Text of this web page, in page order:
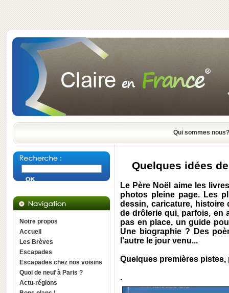
Qui sommes nous?
Notre propos
Accueil
Les Brèves
Escapades
Escapades chez nos voisins
Quoi de neuf à Paris ?
Actu-régions
Quelques idées
Le Père Noël aime les
photos pleine page. Les
dessin, caricature,
de drôlerie qui, parfois, en
pas en place, un guide
Une biographie ? Des
l'autre le jour venu...
Quelques premières
.